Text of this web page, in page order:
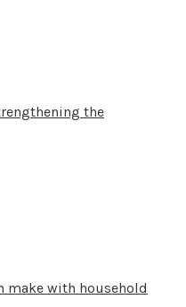
the
make with household